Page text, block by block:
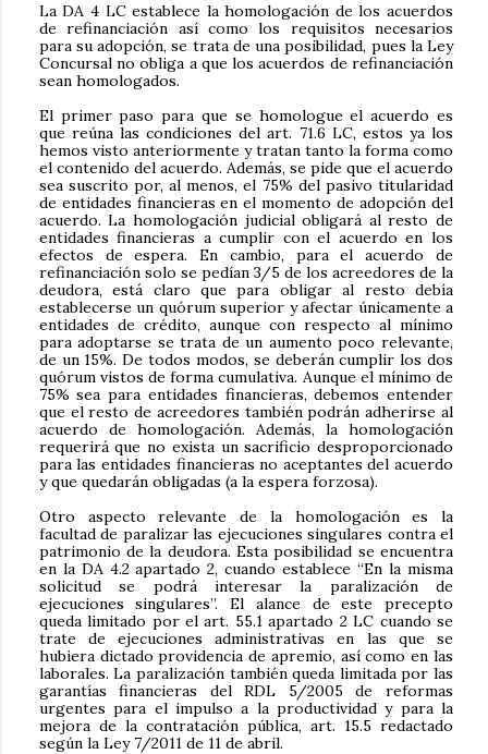
La DA 4 LC establece la homologación de los acuerdos
de refinanciación así como los requisitos necesarios
para su adopción, se trata de una posibilidad, pues la Ley
Concursal no obliga a que los acuerdos de refinanciación
sean homologados.
El primer paso para que se homologue el acuerdo es
que reúna las condiciones del art. 71.6 LC, estos ya los
hemos visto anteriormente y tratan tanto la forma como
el contenido del acuerdo. Además, se pide que el acuerdo
sea suscrito por, al menos, el 75% del pasivo titularidad
de entidades financieras en el momento de adopción del
acuerdo. La homologación judicial obligará al resto de
entidades financieras a cumplir con el acuerdo en los
efectos de espera. En cambio, para el acuerdo de
refinanciación solo se pedían 3/5 de los acreedores de la
deudora, está claro que para obligar al resto debía
establecerse un quórum superior y afectar únicamente a
entidades de crédito, aunque con respecto al mínimo
para adoptarse se trata de un aumento poco relevante,
de un 15%. De todos modos, se deberán cumplir los dos
quórum vistos de forma cumulativa. Aunque el mínimo de
75% sea para entidades financieras, debemos entender
que el resto de acreedores también podrán adherirse al
acuerdo de homologación. Además, la homologación
requerirá que no exista un sacrificio desproporcionado
para las entidades financieras no aceptantes del acuerdo
y que quedarán obligadas (a la espera forzosa).
Otro aspecto relevante de la homologación es la
facultad de paralizar las ejecuciones singulares contra el
patrimonio de la deudora. Esta posibilidad se encuentra
en la DA 4.2 apartado 2, cuando establece “En la misma
solicitud se podrá interesar la paralización de
ejecuciones singulares”. El alance de este precepto
queda limitado por el art. 55.1 apartado 2 LC cuando se
trate de ejecuciones administrativas en las que se
hubiera dictado providencia de apremio, así como en las
laborales. La paralización también queda limitada por las
garantías financieras del RDL 5/2005 de reformas
urgentes para el impulso a la productividad y para la
mejora de la contratación pública, art. 15.5 redactado
según la Ley 7/2011 de 11 de abril.